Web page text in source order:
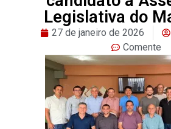
Legislativa do
27 de janeiro de 2026
Comente